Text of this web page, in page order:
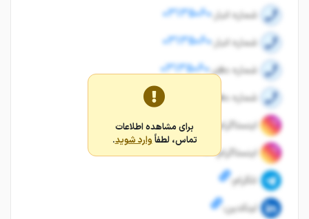
برای مشاهده اطلاعات
تماس، لطفاًوارد شوید.
شماره انبار: 03135060
شماره انبار: 03135060
شماره دفتر:03135060
شماره دفتر: 03135060
اینستاگرام:
اینستاگرام:
تلگرام:
لینکدین: